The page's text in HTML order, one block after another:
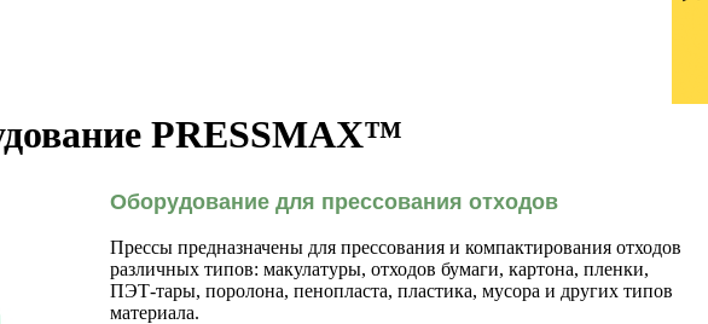
PRESSMAX™
Оборудование для прессования отходов
Прессы предназначены для прессования и компактирования отходов
различных типов: макулатуры, отходов бумаги, картона, пленки,
ПЭТ-тары, поролона, пенопласта, пластика, мусора и других типов
материала.